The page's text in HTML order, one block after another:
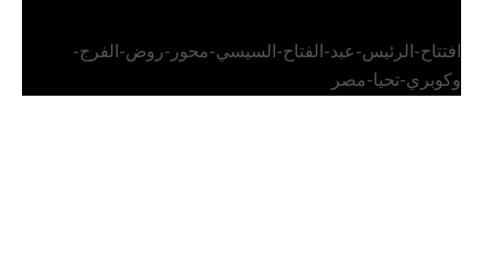
افتتاح-الرئيس-عبد-الفتاح-السيسي-محور-روض-الفرج-
وكوبري-تحيا-مصر